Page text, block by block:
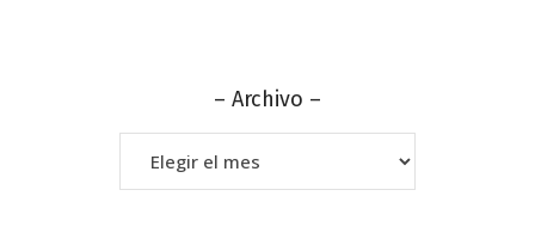
– Archivo –
–
Archivo
–